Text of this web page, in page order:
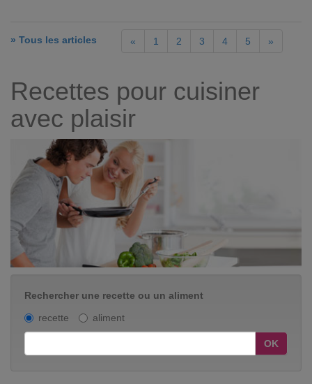
» Tous les articles « 1 2 3 4 5 »
Recettes pour cuisiner
avec plaisir
Rechercher une recette ou un aliment
recette
aliment
OK